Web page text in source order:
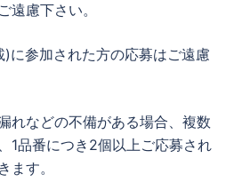
遠慮下さい。
)に参加された方の応募はご遠慮
れなどの不備がある場合、複数
1品番につき2個以上ご応募され
ます。